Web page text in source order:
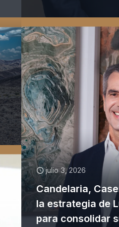
julio 3, 2026
Candelaria,
la estrategia de
para consolidar